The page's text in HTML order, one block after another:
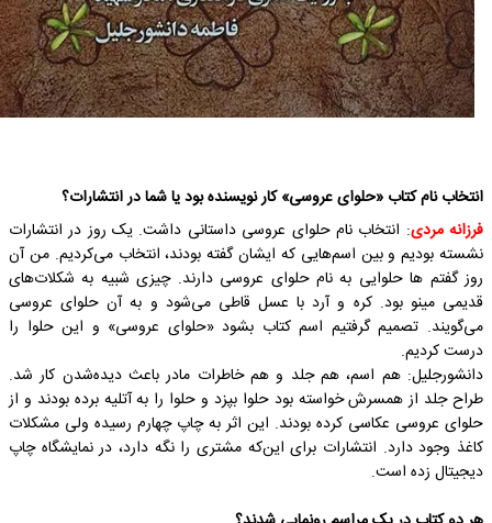
انتخاب نام کتاب «حلوای عروسی» کار نویسنده بود یا شما در انتشارات؟
فرزانه مردی: انتخاب نام حلوای عروسی داستانی داشت. یک روز در انتشارات
نشسته بودیم و بین اسم‌هایی که ایشان گفته بودند، انتخاب می‌کردیم. من آن
روز گفتم ‌ها حلوایی به نام حلوای عروسی دارند. چیزی شبیه به شکلات‌های
قدیمی مینو بود. کره و آرد با عسل قاطی می‌شود و به آن حلوای عروسی
می‌گویند. تصمیم گرفتیم اسم کتاب بشود «حلوای عروسی» و این حلوا را
درست کردیم.
دانشورجلیل: هم اسم، هم جلد و هم خاطرات مادر باعث دیده‌شدن کار شد.
طراح جلد از همسرش خواسته بود حلوا بپزد و حلوا را به آتلیه برده بودند و از
حلوای عروسی عکاسی کرده بودند. این اثر به چاپ چهارم رسیده ولی مشکلات
کاغذ وجود دارد. انتشارات برای این‌که مشتری را نگه دارد، در نمایشگاه چاپ
دیجیتال زده است.